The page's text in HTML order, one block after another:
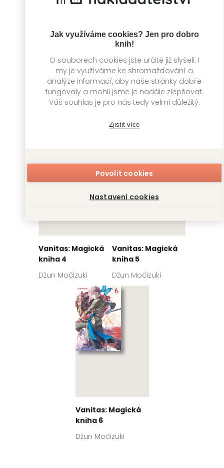
Jak využíváme cookies? Jen pro dobro
knih!
O souborech cookies jste určitě již slyšeli. I
my je využíváme ke shromažďování a
analýze informací, aby naše stránky dobře
fungovaly a mohli jsme je nadále zlepšovat.
Váš souhlas je pro nás tedy velmi důležitý.
Zjistit více
Povolit cookies
Nastavení cookies
Vanitas: Magická
kniha 1
Vanitas: Magická
kniha 2
Vanitas: Magická
kniha 4
Džun Močizuki
Vanitas: Magická
kniha 5
Džun Močizuki
Vanitas: Magická
kniha 6
Džun Močizuki